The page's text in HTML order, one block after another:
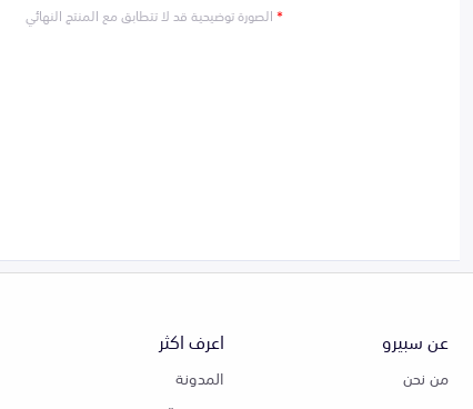
*الصورة توضيحية قد لا تتطابق مع المنتج النهائي
عن سبيرو
من نحن
اعرف اكثر
المدونة